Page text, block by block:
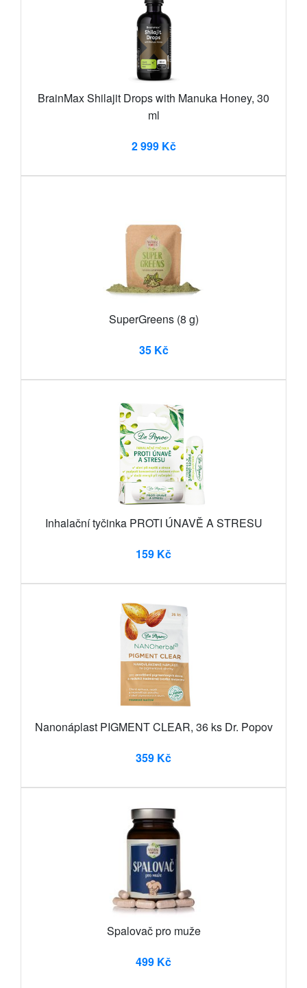
BrainMax Shilajit Drops with Manuka Honey, 30
ml
2 999 Kč
SuperGreens (8 g)
35 Kč
Inhalační tyčinka PROTI ÚNAVĚ A STRESU
159 Kč
Nanonáplast PIGMENT CLEAR, 36 ks Dr. Popov
359 Kč
Spalovač pro muže
499 Kč